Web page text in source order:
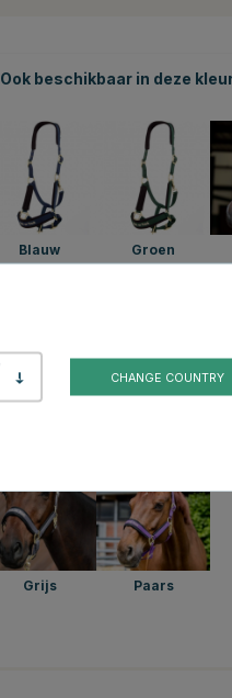
Ook beschikbaar in deze
Blauw Groen
Grijs Paars
CHANGE COUNTRY